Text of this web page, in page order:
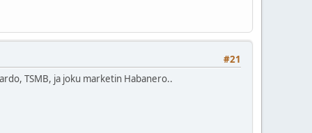
#21
TSMB, ja joku marketin Habanero..